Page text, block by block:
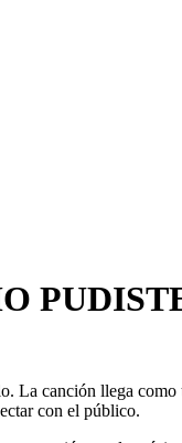
La canción llega
con el público.